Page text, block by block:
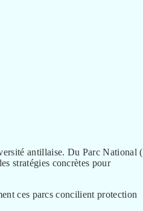
antillaise. Du Parc National
stratégies concrètes pour
ces parcs concilient protection